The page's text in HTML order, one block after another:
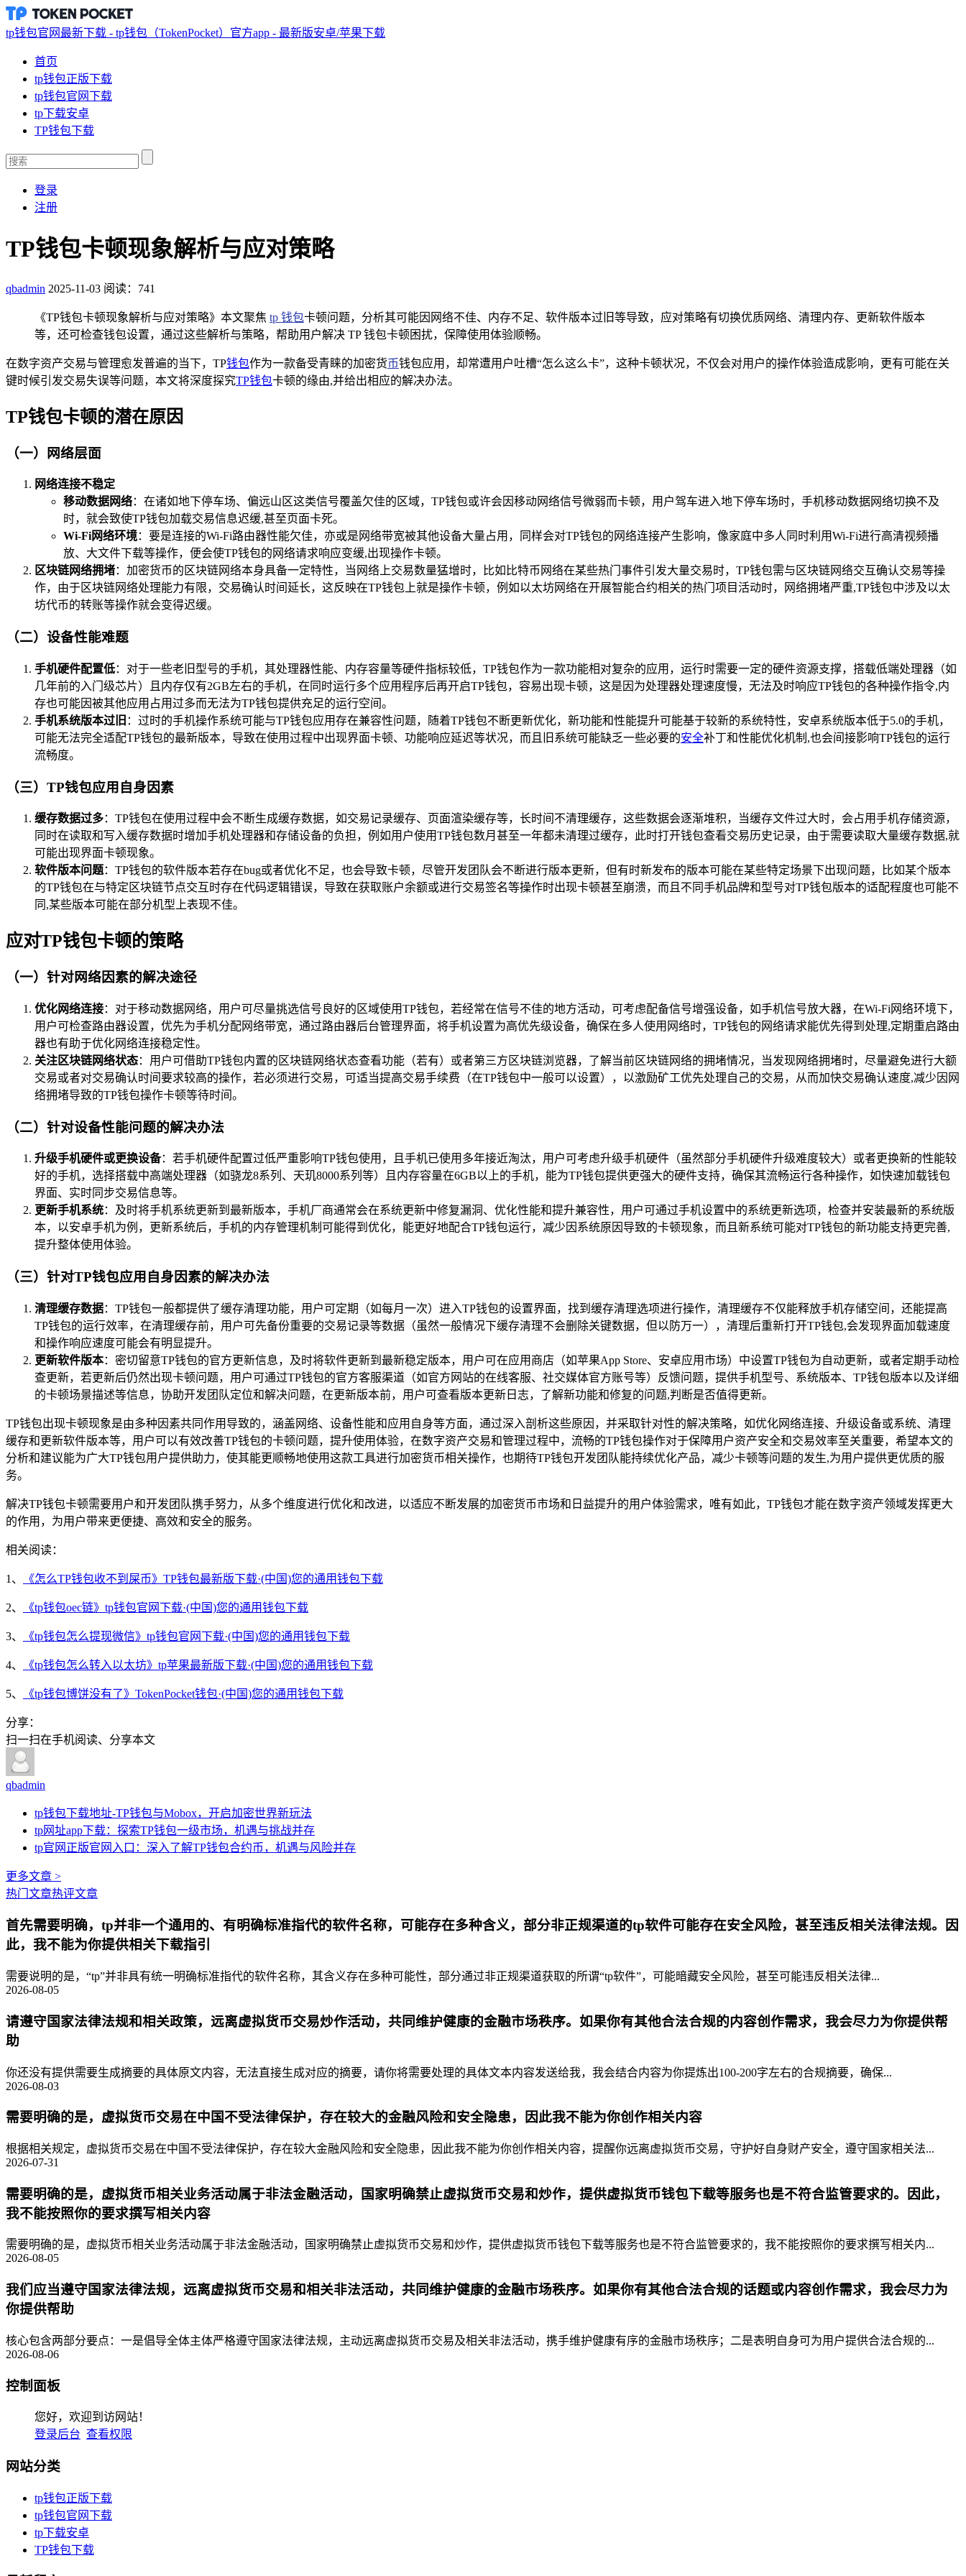
tp钱包官网最新下载 - tp钱包（TokenPocket）官方app - 最新版安卓/苹果下载
首页
tp钱包正版下载
tp钱包官网下载
tp下载安卓
TP钱包下载
登录
注册
TP钱包卡顿现象解析与应对策略
qbadmin 2025-11-03 阅读：741
《TP钱包卡顿现象解析与应对策略》本文聚焦 tp 钱包卡顿问题，分析其可能因网络不佳、内存不足、软件版本过旧等导致，应对策略有切换优质网络、清理内存、更新软件版本
等，还可检查钱包设置，通过这些解析与策略，帮助用户解决 TP 钱包卡顿困扰，保障使用体验顺畅。
在数字资产交易与管理愈发普遍的当下，TP钱包作为一款备受青睐的加密货币钱包应用，却常遭用户吐槽“怎么这么卡”，这种卡顿状况，不仅会对用户的操作体验造成影响，更有可能在关
键时候引发交易失误等问题，本文将深度探究TP钱包卡顿的缘由,并给出相应的解决办法。
TP钱包卡顿的潜在原因
（一）网络层面
网络连接不稳定
移动数据网络：在诸如地下停车场、偏远山区这类信号覆盖欠佳的区域，TP钱包或许会因移动网络信号微弱而卡顿，用户驾车进入地下停车场时，手机移动数据网络切换不及
时，就会致使TP钱包加载交易信息迟缓,甚至页面卡死。
Wi-Fi网络环境：要是连接的Wi-Fi路由器性能欠佳，亦或是网络带宽被其他设备大量占用，同样会对TP钱包的网络连接产生影响，像家庭中多人同时利用Wi-Fi进行高清视频播
放、大文件下载等操作，便会使TP钱包的网络请求响应变缓,出现操作卡顿。
区块链网络拥堵：加密货币的区块链网络本身具备一定特性，当网络上交易数量猛增时，比如比特币网络在某些热门事件引发大量交易时，TP钱包需与区块链网络交互确认交易等操
作，由于区块链网络处理能力有限，交易确认时间延长，这反映在TP钱包上就是操作卡顿，例如以太坊网络在开展智能合约相关的热门项目活动时，网络拥堵严重,TP钱包中涉及以太
坊代币的转账等操作就会变得迟缓。
（二）设备性能难题
手机硬件配置低：对于一些老旧型号的手机，其处理器性能、内存容量等硬件指标较低，TP钱包作为一款功能相对复杂的应用，运行时需要一定的硬件资源支撑，搭载低端处理器（如
几年前的入门级芯片）且内存仅有2GB左右的手机，在同时运行多个应用程序后再开启TP钱包，容易出现卡顿，这是因为处理器处理速度慢，无法及时响应TP钱包的各种操作指令,内
存也可能因被其他应用占用过多而无法为TP钱包提供充足的运行空间。
手机系统版本过旧 ：过时的手机操作系统可能与TP钱包应用存在兼容性问题，随着TP钱包不断更新优化，新功能和性能提升可能基于较新的系统特性，安卓系统版本低于5.0的手机，
可能无法完全适配TP钱包的最新版本，导致在使用过程中出现界面卡顿、功能响应延迟等状况，而且旧系统可能缺乏一些必要的安全补丁和性能优化机制,也会间接影响TP钱包的运行
流畅度。
（三）TP钱包应用自身因素
缓存数据过多：TP钱包在使用过程中会不断生成缓存数据，如交易记录缓存、页面渲染缓存等，长时间不清理缓存，这些数据会逐渐堆积，当缓存文件过大时，会占用手机存储资源，
同时在读取和写入缓存数据时增加手机处理器和存储设备的负担，例如用户使用TP钱包数月甚至一年都未清理过缓存，此时打开钱包查看交易历史记录，由于需要读取大量缓存数据,就
可能出现界面卡顿现象。
软件版本问题：TP钱包的软件版本若存在bug或者优化不足，也会导致卡顿，尽管开发团队会不断进行版本更新，但有时新发布的版本可能在某些特定场景下出现问题，比如某个版本
的TP钱包在与特定区块链节点交互时存在代码逻辑错误，导致在获取账户余额或进行交易签名等操作时出现卡顿甚至崩溃，而且不同手机品牌和型号对TP钱包版本的适配程度也可能不
同,某些版本可能在部分机型上表现不佳。
应对TP钱包卡顿的策略
（一）针对网络因素的解决途径
优化网络连接：对于移动数据网络，用户可尽量挑选信号良好的区域使用TP钱包，若经常在信号不佳的地方活动，可考虑配备信号增强设备，如手机信号放大器，在Wi-Fi网络环境下，
用户可检查路由器设置，优先为手机分配网络带宽，通过路由器后台管理界面，将手机设置为高优先级设备，确保在多人使用网络时，TP钱包的网络请求能优先得到处理,定期重启路由
器也有助于优化网络连接稳定性。
关注区块链网络状态：用户可借助TP钱包内置的区块链网络状态查看功能（若有）或者第三方区块链浏览器，了解当前区块链网络的拥堵情况，当发现网络拥堵时，尽量避免进行大额
交易或者对交易确认时间要求较高的操作，若必须进行交易，可适当提高交易手续费（在TP钱包中一般可以设置），以激励矿工优先处理自己的交易，从而加快交易确认速度,减少因网
络拥堵导致的TP钱包操作卡顿等待时间。
（二）针对设备性能问题的解决办法
升级手机硬件或更换设备：若手机硬件配置过低严重影响TP钱包使用，且手机已使用多年接近淘汰，用户可考虑升级手机硬件（虽然部分手机硬件升级难度较大）或者更换新的性能较
好的手机，选择搭载中高端处理器（如骁龙8系列、天玑8000系列等）且内存容量在6GB以上的手机，能为TP钱包提供更强大的硬件支持，确保其流畅运行各种操作，如快速加载钱包
界面、实时同步交易信息等。
更新手机系统：及时将手机系统更新到最新版本，手机厂商通常会在系统更新中修复漏洞、优化性能和提升兼容性，用户可通过手机设置中的系统更新选项，检查并安装最新的系统版
本，以安卓手机为例，更新系统后，手机的内存管理机制可能得到优化，能更好地配合TP钱包运行，减少因系统原因导致的卡顿现象，而且新系统可能对TP钱包的新功能支持更完善,
提升整体使用体验。
（三）针对TP钱包应用自身因素的解决办法
清理缓存数据：TP钱包一般都提供了缓存清理功能，用户可定期（如每月一次）进入TP钱包的设置界面，找到缓存清理选项进行操作，清理缓存不仅能释放手机存储空间，还能提高
TP钱包的运行效率，在清理缓存前，用户可先备份重要的交易记录等数据（虽然一般情况下缓存清理不会删除关键数据，但以防万一），清理后重新打开TP钱包,会发现界面加载速度
和操作响应速度可能会有明显提升。
更新软件版本：密切留意TP钱包的官方更新信息，及时将软件更新到最新稳定版本，用户可在应用商店（如苹果App Store、安卓应用市场）中设置TP钱包为自动更新，或者定期手动检
查更新，若更新后仍然出现卡顿问题，用户可通过TP钱包的官方客服渠道（如官方网站的在线客服、社交媒体官方账号等）反馈问题，提供手机型号、系统版本、TP钱包版本以及详细
的卡顿场景描述等信息，协助开发团队定位和解决问题，在更新版本前，用户可查看版本更新日志，了解新功能和修复的问题,判断是否值得更新。
TP钱包出现卡顿现象是由多种因素共同作用导致的，涵盖网络、设备性能和应用自身等方面，通过深入剖析这些原因，并采取针对性的解决策略，如优化网络连接、升级设备或系统、清理
缓存和更新软件版本等，用户可以有效改善TP钱包的卡顿问题，提升使用体验，在数字资产交易和管理过程中，流畅的TP钱包操作对于保障用户资产安全和交易效率至关重要，希望本文的
分析和建议能为广大TP钱包用户提供助力，使其能更顺畅地使用这款工具进行加密货币相关操作，也期待TP钱包开发团队能持续优化产品，减少卡顿等问题的发生,为用户提供更优质的服
务。
解决TP钱包卡顿需要用户和开发团队携手努力，从多个维度进行优化和改进，以适应不断发展的加密货币市场和日益提升的用户体验需求，唯有如此，TP钱包才能在数字资产领域发挥更大
的作用，为用户带来更便捷、高效和安全的服务。
相关阅读：
1、 《怎么TP钱包收不到屎币》TP钱包最新版下载·(中国)您的通用钱包下载
2、 《tp钱包oec链》tp钱包官网下载·(中国)您的通用钱包下载
3、 《tp钱包怎么提现微信》tp钱包官网下载·(中国)您的通用钱包下载
4、 《tp钱包怎么转入以太坊》tp苹果最新版下载·(中国)您的通用钱包下载
5、 《tp钱包博饼没有了》TokenPocket钱包·(中国)您的通用钱包下载
分享：
扫一扫在手机阅读、分享本文
qbadmin
tp钱包下载地址-TP钱包与Mobox，开启加密世界新玩法
tp网址app下载：探索TP钱包一级市场，机遇与挑战并存
tp官网正版官网入口：深入了解TP钱包合约币，机遇与风险并存
更多文章 >
热门文章热评文章
首先需要明确，tp并非一个通用的、有明确标准指代的软件名称，可能存在多种含义，部分非正规渠道的tp软件可能存在安全风险，甚至违反相关法律法规。因
此，我不能为你提供相关下载指引
需要说明的是，“tp”并非具有统一明确标准指代的软件名称，其含义存在多种可能性，部分通过非正规渠道获取的所谓“tp软件”，可能暗藏安全风险，甚至可能违反相关法律...
2026-08-05
请遵守国家法律法规和相关政策，远离虚拟货币交易炒作活动，共同维护健康的金融市场秩序。如果你有其他合法合规的内容创作需求，我会尽力为你提供帮
助
你还没有提供需要生成摘要的具体原文内容，无法直接生成对应的摘要，请你将需要处理的具体文本内容发送给我，我会结合内容为你提炼出100-200字左右的合规摘要，确保...
2026-08-03
需要明确的是，虚拟货币交易在中国不受法律保护，存在较大的金融风险和安全隐患，因此我不能为你创作相关内容
根据相关规定，虚拟货币交易在中国不受法律保护，存在较大金融风险和安全隐患，因此我不能为你创作相关内容，提醒你远离虚拟货币交易，守护好自身财产安全，遵守国家相关法...
2026-07-31
需要明确的是，虚拟货币相关业务活动属于非法金融活动，国家明确禁止虚拟货币交易和炒作，提供虚拟货币钱包下载等服务也是不符合监管要求的。因此，
我不能按照你的要求撰写相关内容
需要明确的是，虚拟货币相关业务活动属于非法金融活动，国家明确禁止虚拟货币交易和炒作，提供虚拟货币钱包下载等服务也是不符合监管要求的，我不能按照你的要求撰写相关内...
2026-08-05
我们应当遵守国家法律法规，远离虚拟货币交易和相关非法活动，共同维护健康的金融市场秩序。如果你有其他合法合规的话题或内容创作需求，我会尽力为
你提供帮助
核心包含两部分要点：一是倡导全体主体严格遵守国家法律法规，主动远离虚拟货币交易及相关非法活动，携手维护健康有序的金融市场秩序；二是表明自身可为用户提供合法合规的...
2026-08-06
控制面板
您好，欢迎到访网站！
登录后台 查看权限
网站分类
tp钱包正版下载
tp钱包官网下载
tp下载安卓
TP钱包下载